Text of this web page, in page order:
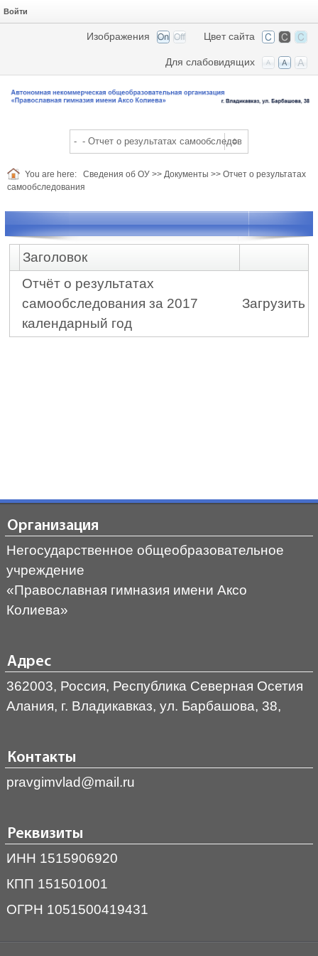
Войти
Цвет сайта
Изображения
Для слабовидящих
You are here: Сведения об ОУ >> Документы >> Отчет о результатах
самообследования
Заголовок
Отчёт о результатах
самообследования за 2017
календарный год
Загрузить
Организация
Негосударственное общеобразовательное
учреждение
«Православная гимназия имени Аксо
Колиева»
Адрес
362003, Россия, Республика Северная Осетия
Алания, г. Владикавказ, ул. Барбашова, 38,
Контакты
pravgimvlad@mail.ru
Реквизиты
ИНН 1515906920
КПП 151501001
ОГРН 1051500419431